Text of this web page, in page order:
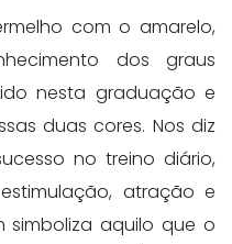
com o amarelo,
dos graus
nesta graduação e
duas cores. Nos diz
no treino diário,
atração e
simboliza aquilo que o